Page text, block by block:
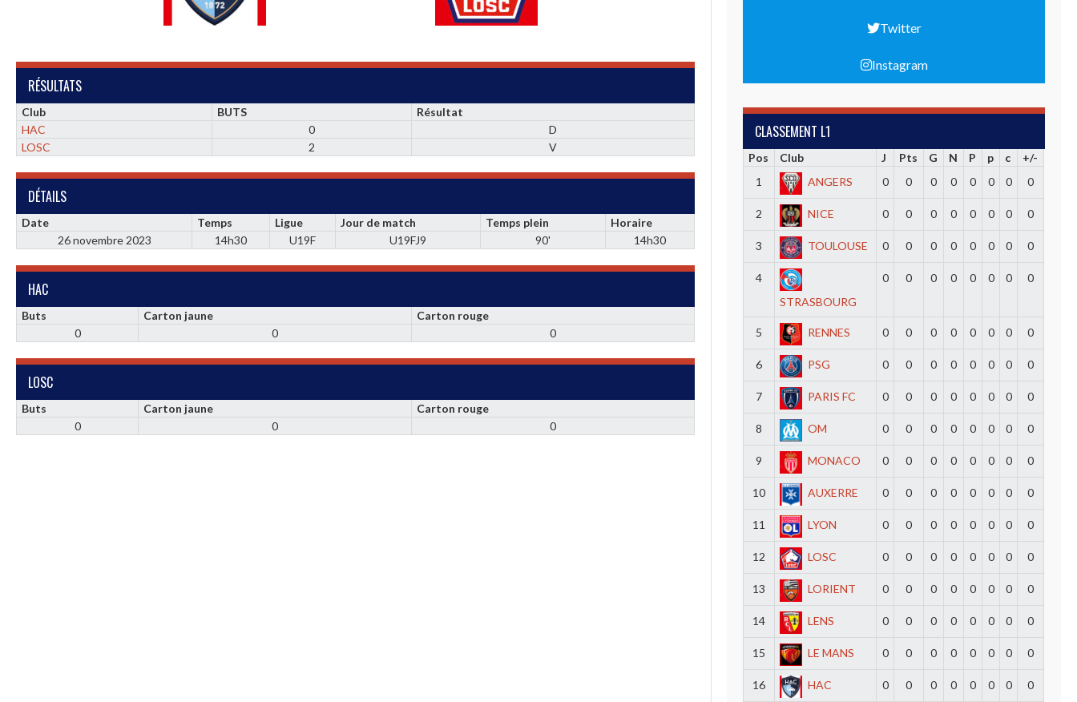
RÉSULTATS
Club BUTS
Résultat
HAC
0
D
LOSC
2 V
DÉTAILS
Date Temps Ligue Jour de match Temps plein
Horaire
26 novembre 2023
14h30 U19F U19FJ9 90' 14h30
HAC
Buts Carton jaune
Carton rouge
0
0 0
LOSC
Buts Carton jaune
Carton rouge
0
0 0
Twitter
Instagram
CLASSEMENT L1
Pos Club J Pts G N P p c
+/-
1
ANGERS 0 0 0 0 0 0 0 0
2 NICE 0 0 0 0 0 0 0 0
3 TOULOUSE 0 0 0 0 0 0 0 0
4
STRASBOURG
0 0 0 0 0 0 0 0
5 RENNES 0 0 0 0 0 0 0 0
6 PSG 0 0 0 0 0 0 0 0
7 PARIS FC 0 0 0 0 0 0 0 0
8 OM 0 0 0 0 0 0 0 0
9 MONACO 0 0 0 0 0 0 0 0
10 AUXERRE 0 0 0 0 0 0 0 0
11 LYON 0 0 0 0 0 0 0 0
12 LOSC 0 0 0 0 0 0 0 0
13 LORIENT 0 0 0 0 0 0 0 0
14 LENS 0 0 0 0 0 0 0 0
15 LE MANS 0 0 0 0 0 0 0 0
16 HAC 0 0 0 0 0 0 0 0